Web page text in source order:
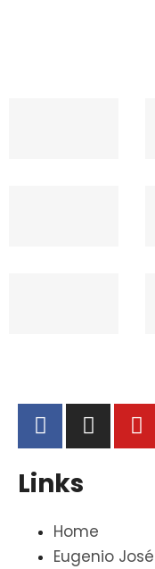
Links
Home
Eugenio José